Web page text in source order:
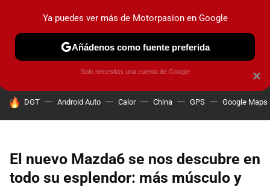
PRUEBAS COCHES ELÉCTRICOS OBSERVATORIO
HOY SE HABLA DE
DGT Android Auto Calor China GPS Google Maps
El nuevo Mazda6 se nos descubre en
todo su esplendor: más músculo y
×
Ya puedes ver más de Motorpasion en Google
Añádenos como fuente preferida
Solo necesitas una cuenta de Google